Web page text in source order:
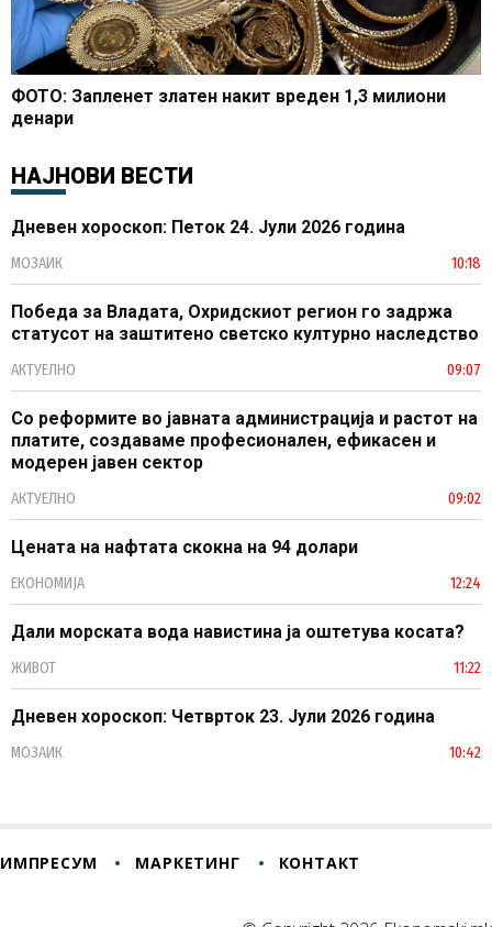
ФОТО: Запленет златен накит вреден 1,3 милиони
денари
НАЈНОВИ ВЕСТИ
Дневен хороскоп: Петок 24. Јули 2026 година
МОЗАИК 10:18
Победа за Владата, Охридскиот регион го задржа
статусот на заштитено светско културно наследство
АКТУЕЛНО 09:07
Со реформите во јавната администрација и растот на
платите, создаваме професионален, ефикасен и
модерен јавен сектор
АКТУЕЛНО 09:02
Цената на нафтата скокна на 94 долари
ЕКОНОМИЈА 12:24
Дали морската вода навистина ја оштетува косата?
ЖИВОТ 11:22
Дневен хороскоп: Четврток 23. Јули 2026 година
МОЗАИК 10:42
ИМПРЕСУМ МАРКЕТИНГ КОНТАКТ